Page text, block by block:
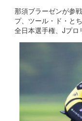
那須ブラーゼンが参
プ、ツール・ド・と
全日本選手権、Jプロ